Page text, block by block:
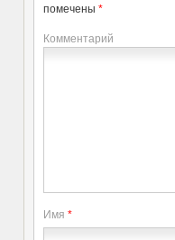
помечены *
Комментарий
Имя *